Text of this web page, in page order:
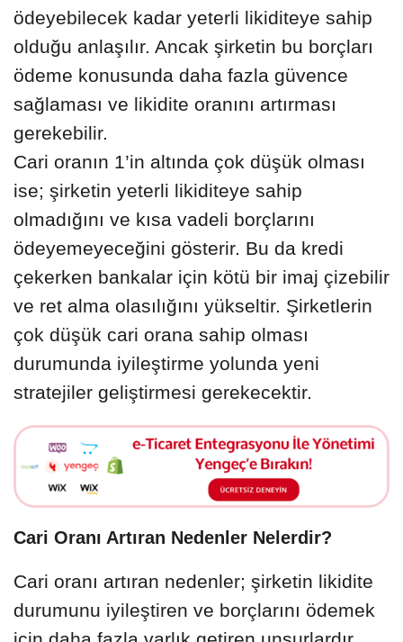
ödeyebilecek kadar yeterli likiditeye sahip
olduğu anlaşılır. Ancak şirketin bu borçları
ödeme konusunda daha fazla güvence
sağlaması ve likidite oranını artırması
gerekebilir.
Cari oranın 1’in altında çok düşük olması
ise; şirketin yeterli likiditeye sahip
olmadığını ve kısa vadeli borçlarını
ödeyemeyeceğini gösterir. Bu da kredi
çekerken bankalar için kötü bir imaj çizebilir
ve ret alma olasılığını yükseltir. Şirketlerin
çok düşük cari orana sahip olması
durumunda iyileştirme yolunda yeni
stratejiler geliştirmesi gerekecektir.
Cari Oranı Artıran Nedenler Nelerdir?
Cari oranı artıran nedenler; şirketin likidite
durumunu iyileştiren ve borçlarını ödemek